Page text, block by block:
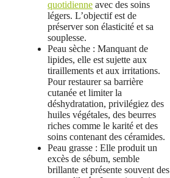
quotidienne avec des soins
légers. L’objectif est de
préserver son élasticité et sa
souplesse.
Peau sèche : Manquant de
lipides, elle est sujette aux
tiraillements et aux irritations.
Pour restaurer sa barrière
cutanée et limiter la
déshydratation, privilégiez des
huiles végétales, des beurres
riches comme le karité et des
soins contenant des céramides.
Peau grasse : Elle produit un
excès de sébum, semble
brillante et présente souvent des